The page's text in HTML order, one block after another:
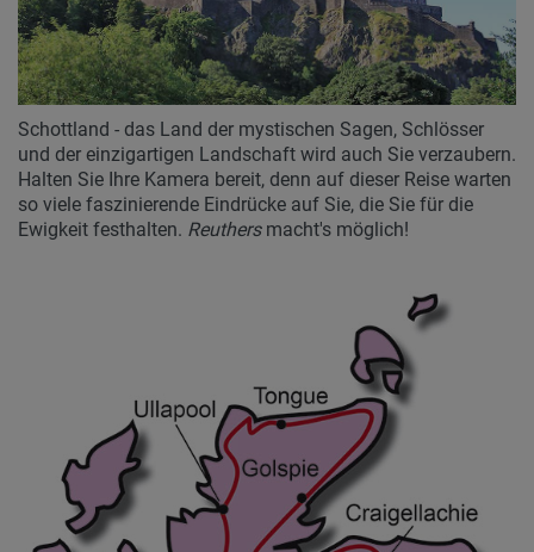
Schottland - das Land der mystischen Sagen, Schlösser
und der einzigartigen Landschaft wird auch Sie verzaubern.
Halten Sie Ihre Kamera bereit, denn auf dieser Reise warten
so viele faszinierende Eindrücke auf Sie, die Sie für die
Ewigkeit festhalten. Reuthersmacht's möglich!